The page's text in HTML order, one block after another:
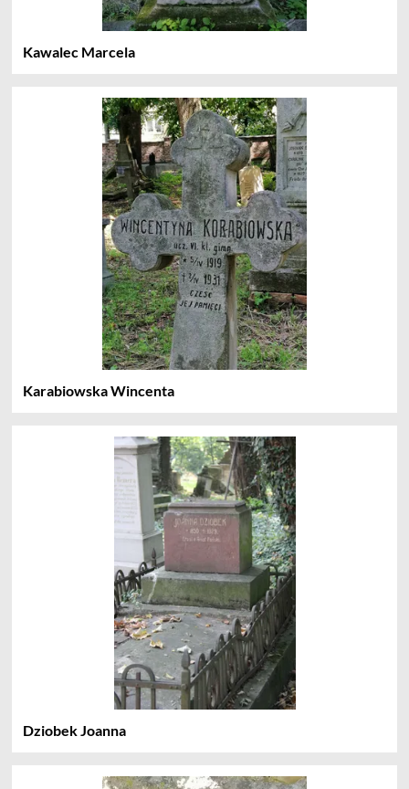
Kawalec Marcela
Karabiowska Wincenta
Dziobek Joanna